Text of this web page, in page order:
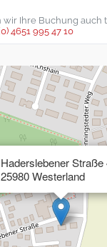
wir Ihre Buchung auch
4651 995 47 10
Haderslebener Straße
25980 Westerland